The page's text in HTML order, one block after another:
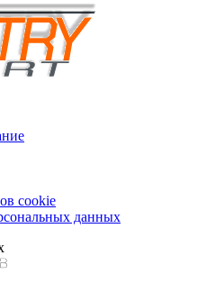
cookie
данных